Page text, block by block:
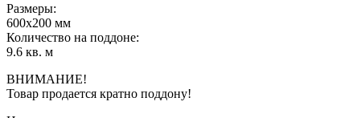
Размеры:
600х200 мм
Количество на поддоне:
9.6 кв. м
ВНИМАНИЕ!
Товар продается кратно поддону!